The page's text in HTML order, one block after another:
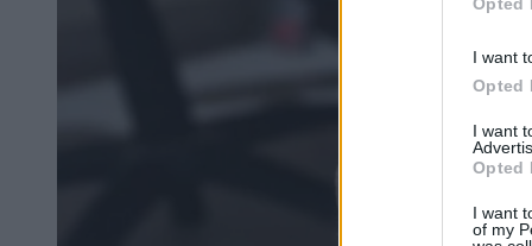
I want
Opted
I want
Opted
I want
of my